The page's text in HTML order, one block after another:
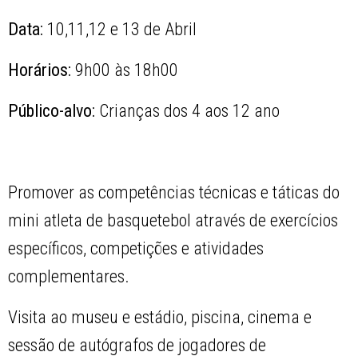
Data: 10,11,12 e 13 de Abril
Horários:9h00 às 18h00
Público-alvo: Crianças dos 4 aos 12 ano
Promover as competências técnicas e táticas do
mini atleta de basquetebol através de exercícios
específicos, competições e atividades
complementares.
Visita ao museu e estádio, piscina, cinema e
sessão de autógrafos de jogadores de